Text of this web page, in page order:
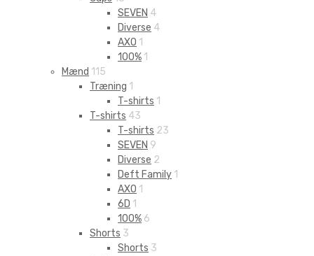
SEVEN 4
Diverse 4
AXO 1
100% 1
Mænd 115
Træning 1
T-shirts 1
T-shirts 43
T-shirts 23
SEVEN 9
Diverse 2
Deft Family 1
AXO 1
6D 1
100% 6
Shorts 3
Shorts 3